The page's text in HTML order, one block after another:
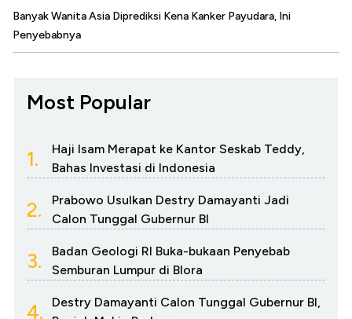
Banyak Wanita Asia Diprediksi Kena Kanker Payudara, Ini
Penyebabnya
Most Popular
1.
Haji Isam Merapat ke Kantor Seskab Teddy,
Bahas Investasi di Indonesia
2.
Prabowo Usulkan Destry Damayanti Jadi
Calon Tunggal Gubernur BI
3.
Badan Geologi RI Buka-bukaan Penyebab
Semburan Lumpur di Blora
4.
Destry Damayanti Calon Tunggal Gubernur BI,